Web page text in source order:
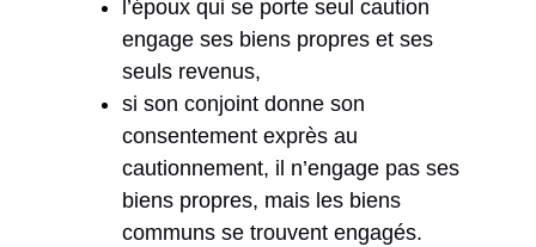
l’époux qui se porte seul caution
engage ses biens propres et ses
seuls revenus,
si son conjoint donne son
consentement exprès au
cautionnement, il n’engage pas ses
biens propres, mais les biens
communs se trouvent engagés.